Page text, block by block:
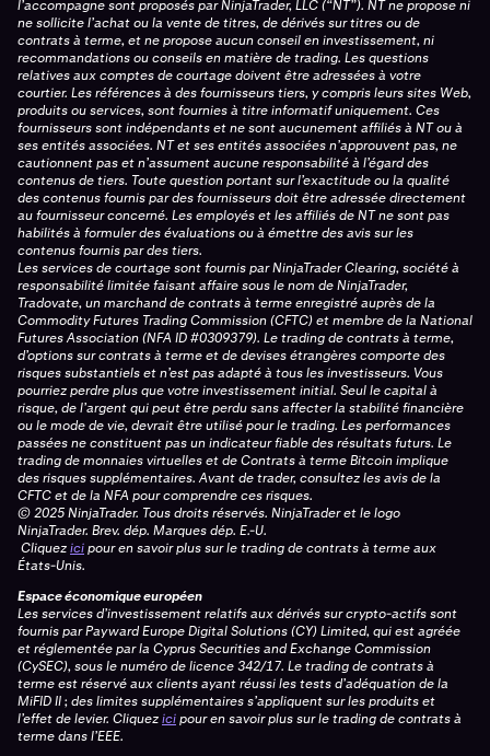
l’accompagne sont proposés par NinjaTrader, LLC (“NT”). NT ne propose ni
ne sollicite l’achat ou la vente de titres, de dérivés sur titres ou de
contrats à terme, et ne propose aucun conseil en investissement, ni
recommandations ou conseils en matière de trading. Les questions
relatives aux comptes de courtage doivent être adressées à votre
courtier. Les références à des fournisseurs tiers, y compris leurs sites Web,
produits ou services, sont fournies à titre informatif uniquement. Ces
fournisseurs sont indépendants et ne sont aucunement affiliés à NT ou à
ses entités associées. NT et ses entités associées n’approuvent pas, ne
cautionnent pas et n’assument aucune responsabilité à l’égard des
contenus de tiers. Toute question portant sur l’exactitude ou la qualité
des contenus fournis par des fournisseurs doit être adressée directement
au fournisseur concerné. Les employés et les affiliés de NT ne sont pas
habilités à formuler des évaluations ou à émettre des avis sur les
contenus fournis par des tiers.
Les services de courtage sont fournis par NinjaTrader Clearing, société à
responsabilité limitée faisant affaire sous le nom de NinjaTrader,
Tradovate, un marchand de contrats à terme enregistré auprès de la
Commodity Futures Trading Commission (CFTC) et membre de la National
Futures Association (NFA ID #0309379). Le trading de contrats à terme,
d’options sur contrats à terme et de devises étrangères comporte des
risques substantiels et n’est pas adapté à tous les investisseurs. Vous
pourriez perdre plus que votre investissement initial. Seul le capital à
risque, de l’argent qui peut être perdu sans affecter la stabilité financière
ou le mode de vie, devrait être utilisé pour le trading. Les performances
passées ne constituent pas un indicateur fiable des résultats futurs. Le
trading de monnaies virtuelles et de Contrats à terme Bitcoin implique
des risques supplémentaires. Avant de trader, consultez les avis de la
CFTC et de la NFA pour comprendre ces risques.
© 2025 NinjaTrader. Tous droits réservés. NinjaTrader et le logo
NinjaTrader. Brev. dép. Marques dép. E.-U.
Cliquezicipour en savoir plus sur le trading de contrats à terme aux
États-Unis.
Espace économique européen
Les services d’investissement relatifs aux dérivés sur crypto-actifs sont
fournis par Payward Europe Digital Solutions (CY) Limited, qui est agréée
et réglementée par la Cyprus Securities and Exchange Commission
(CySEC), sous le numéro de licence 342/17. Le trading de contrats à
terme est réservé aux clients ayant réussi les tests d’adéquation de la
MiFID II ; des limites supplémentaires s’appliquent sur les produits et
l’effet de levier. Cliquezicipour en savoir plus sur le trading de contrats à
terme dans l’EEE.